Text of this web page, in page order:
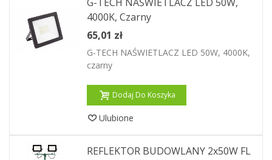
4000K, Czarny
65,01 zł
G-TECH NAŚWIETLACZ LED 50W, 4000K,
czarny
Dodaj Do Koszyka
Ulubione
REFLEKTOR BUDOWLANY 2x50W FL